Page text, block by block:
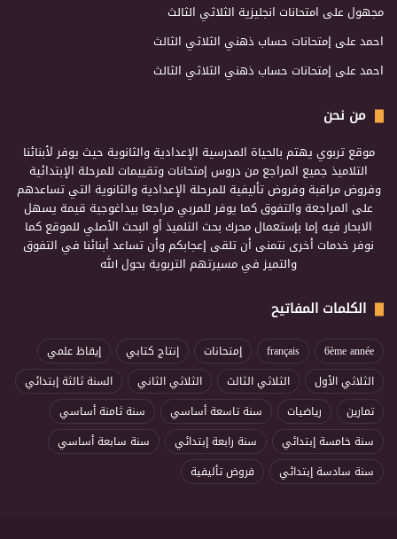
مجهولعلى امتحانات انجليزية الثلاثي الثالث
احمدعلى إمتحانات حساب ذهني الثلاثي الثالث
احمدعلى إمتحانات حساب ذهني الثلاثي الثالث
من نحن
موقع تربوي يهتم بالحياة المدرسية الإعدادية والثانوية حيث يوفر لأبنائنا
التلاميذ جميع المراجع من دروس إمتحانات وتقييمات للمرحلة الإبتدائية
وفروض مراقبة وفروض تأليفية للمرحلة الإعدادية والثانوية التي تساعدهم
على المراجعة والتفوق كما يوفر للمربي مراجعا بيداغوجية قيمة يسهل
الابحار فيه إما بإستعمال محرك بحث التلميذ أو البحث الأصلي للموقع كما
نوفر خدمات أخرى نتمنى أن تلقى إعجابكم وأن تساعد أبنائنا في التفوق
والتميز في مسيرتهم التربوية بحول الله
الكلمات المفاتيح
6ème année
français إمتحانات إنتاج كتابي
إيقاظ علمي
الثلاثي الأول
الثلاثي الثالث الثلاثي الثاني
السنة ثالثة إبتدائي
تمارين
رياضيات سنة تاسعة أساسي
سنة ثامنة أساسي
سنة خامسة إبتدائي
سنة رابعة إبتدائي
سنة سابعة أساسي
سنة سادسة إبتدائي
فروض تأليفية